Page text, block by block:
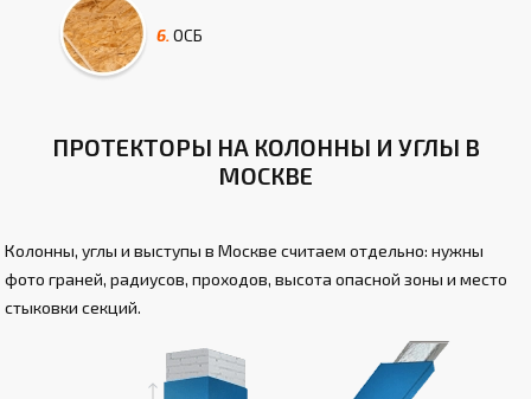
6. ОСБ
ПРОТЕКТОРЫ НА КОЛОННЫ И УГЛЫ В
МОСКВЕ
Колонны, углы и выступы в Москве считаем отдельно: нужны
фото граней, радиусов, проходов, высота опасной зоны и место
стыковки секций.